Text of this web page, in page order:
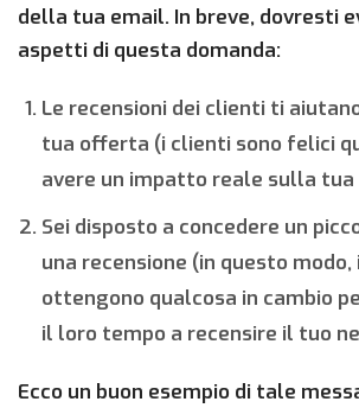
della tua email. In breve, dovresti
aspetti di questa domanda:
Le recensioni dei clienti ti
tua offerta (i clienti sono felici
avere un impatto reale sulla
Sei disposto a concedere un
una recensione (in questo
ottengono qualcosa in cambio
il loro tempo a recensire il tuo
Ecco un buon esempio di tale